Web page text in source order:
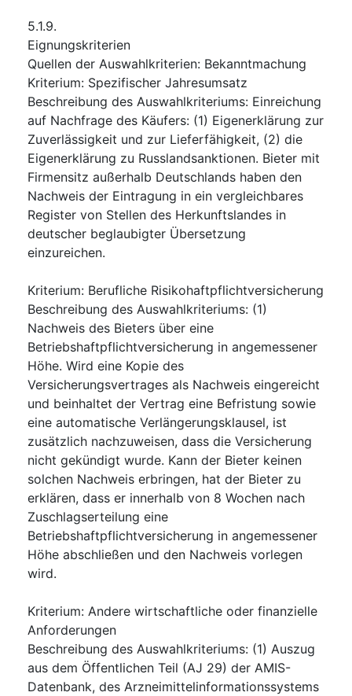
5.1.9.
Eignungskriterien
Quellen der Auswahlkriterien: Bekanntmachung
Kriterium: Spezifischer Jahresumsatz
Beschreibung des Auswahlkriteriums: Einreichung
auf Nachfrage des Käufers: (1) Eigenerklärung zur
Zuverlässigkeit und zur Lieferfähigkeit, (2) die
Eigenerklärung zu Russlandsanktionen. Bieter mit
Firmensitz außerhalb Deutschlands haben den
Nachweis der Eintragung in ein vergleichbares
Register von Stellen des Herkunftslandes in
deutscher beglaubigter Übersetzung
einzureichen.
Kriterium: Berufliche Risikohaftpflichtversicherung
Beschreibung des Auswahlkriteriums: (1)
Nachweis des Bieters über eine
Betriebshaftpflichtversicherung in angemessener
Höhe. Wird eine Kopie des
Versicherungsvertrages als Nachweis eingereicht
und beinhaltet der Vertrag eine Befristung sowie
eine automatische Verlängerungsklausel, ist
zusätzlich nachzuweisen, dass die Versicherung
nicht gekündigt wurde. Kann der Bieter keinen
solchen Nachweis erbringen, hat der Bieter zu
erklären, dass er innerhalb von 8 Wochen nach
Zuschlagserteilung eine
Betriebshaftpflichtversicherung in angemessener
Höhe abschließen und den Nachweis vorlegen
wird.
Kriterium: Andere wirtschaftliche oder finanzielle
Anforderungen
Beschreibung des Auswahlkriteriums: (1) Auszug
aus dem Öffentlichen Teil (AJ 29) der AMIS-
Datenbank, des Arzneimittelinformationssystems